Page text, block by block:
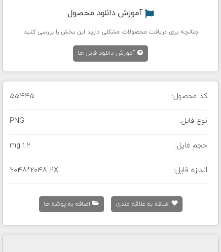
آموزش دانلود محصول
چنانچه برای دریافت محصولات مشکلی دارید این بخش را بررسی کنید.
آموزش دانلود فایل ها
کد محصول: 55445
نوع فایل: PNG
حجم فایل: 1.2 mg
اندازه فایل: 2048*2048 PX
اضافه به علاقه مندی اضافه به پوشه ها